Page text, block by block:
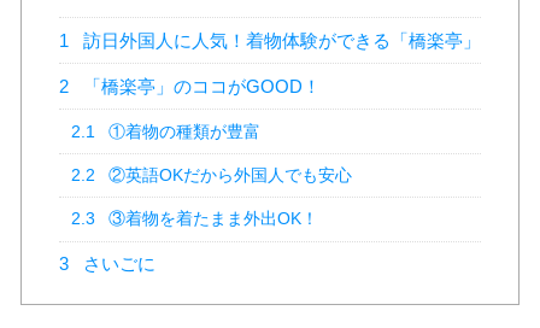
1 訪日外国人に人気！着物体験ができる「橋楽亭」
2 「橋楽亭」のココがGOOD！
2.1 ①着物の種類が豊富
2.2 ②英語OKだから外国人でも安心
2.3 ③着物を着たまま外出OK！
3 さいごに